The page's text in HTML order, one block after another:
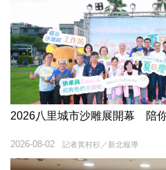
2026八里城市沙雕展開幕 陪
記者黃村杉／新北報導
2026-08-02